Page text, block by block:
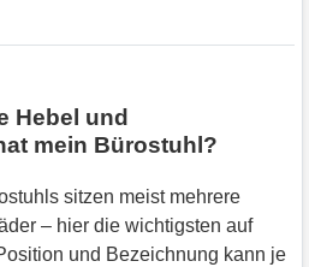
Hebel und
mein Bürostuhl?
sitzen meist mehrere
– hier die wichtigsten auf
und Bezeichnung kann je